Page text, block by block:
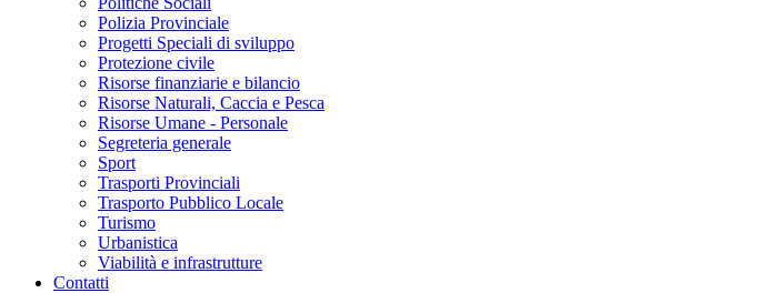
Polizia Provinciale
Progetti Speciali di sviluppo
Protezione civile
Risorse finanziarie e bilancio
Risorse Naturali, Caccia e Pesca
Risorse Umane - Personale
Segreteria generale
Sport
Trasporti Provinciali
Trasporto Pubblico Locale
Turismo
Urbanistica
Viabilità e infrastrutture
Contatti